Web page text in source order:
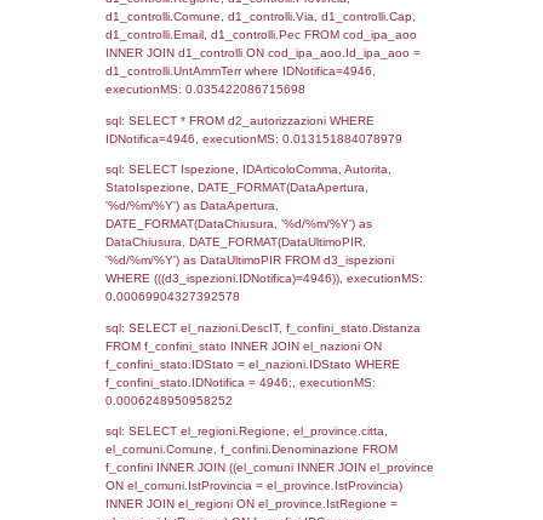
n.CodiceUnivoco LEFT JOIN
a1.CodiceUnivoco = n.CodiceUnivoco LEFT
el_comuni AS el_com ON a1.ComuneStab =
el_com.IstComune LEFT JOIN el_province
a1.ProvinciaStab = el_prov.IstProvincia
sql: SELECT a1_stabilimento.*,
ComuneST, el_province.citta as
el_regioni.Regione as RegioneST,
as ComuneSL, el_province_1.citta as
(((((a1_stabilimento LEFT JOIN el_comuni
a1_stabilimento.ComuneStab =
LEFT JOIN el_province ON
= el_province.IstProvincia) LEFT JOIN
a1_stabilimento.RegioneStab =
LEFT JOIN el_comuni AS el_comuni_1 ON
a1_stabilimento.IstComuneSL =